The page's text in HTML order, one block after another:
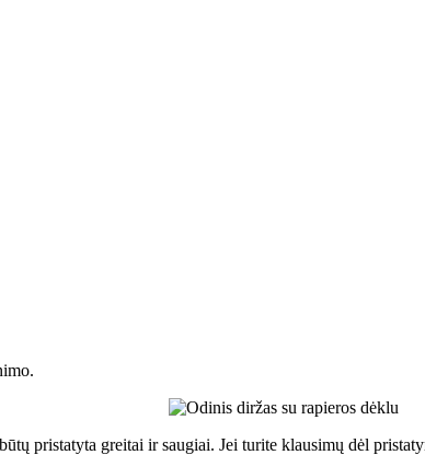
pristatyta greitai ir saugiai. Jei turite klausimų dėl